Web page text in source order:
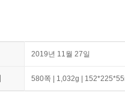
2019년 11월 27일
580쪽 | 1,032g |